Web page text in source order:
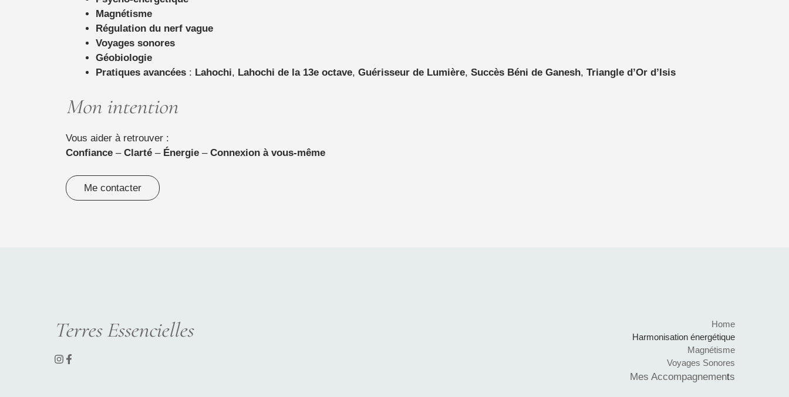
Magnétisme
Régulation du nerf vague
Voyages sonores
Géobiologie
Pratiques avancées : Lahochi, Lahochi de la 13e octave, Guérisseur de Lumière, Succès Béni de Ganesh, Triangle d’Or d’Isis
Mon intention
Vous aider à retrouver :
Confiance – Clarté – Énergie – Connexion à vous-même
Me contacter
Terres Essencielles
Home
Harmonisation énergétique
Magnétisme
Voyages Sonores
Mes Accompagnements